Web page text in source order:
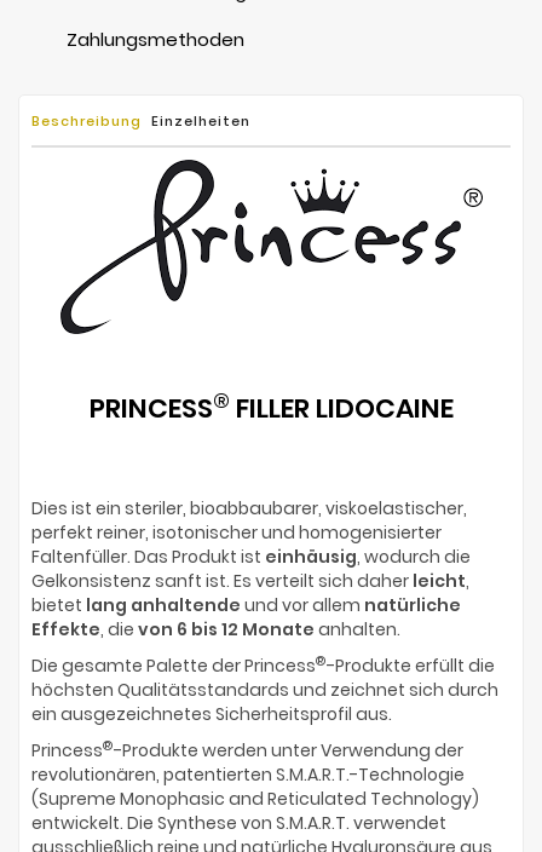
Zahlungsmethoden
Beschreibung Einzelheiten
PRINCESS® FILLER LIDOCAINE
Dies ist ein steriler, bioabbaubarer, viskoelastischer,
perfekt reiner, isotonischer und homogenisierter
Faltenfüller. Das Produkt ist einhäusig, wodurch die
Gelkonsistenz sanft ist. Es verteilt sich daher leicht,
bietet lang anhaltende und vor allem natürliche
Effekte, die von 6 bis 12 Monate anhalten.
Die gesamte Palette der Princess®-Produkte erfüllt die
höchsten Qualitätsstandards und zeichnet sich durch
ein ausgezeichnetes Sicherheitsprofil aus.
Princess®-Produkte werden unter Verwendung der
revolutionären, patentierten S.M.A.R.T.-Technologie
(Supreme Monophasic and Reticulated Technology)
entwickelt. Die Synthese von S.M.A.R.T. verwendet